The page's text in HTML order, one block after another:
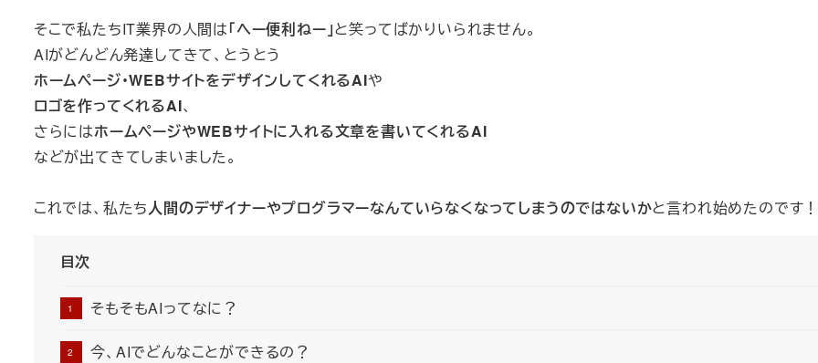
そこで私たちIT業界の人間は「へー便利ねー」と笑ってばかりいられません。
AIがどんどん発達してきて、とうとう
ホームページ・WEBサイトをデザインしてくれるAIや
ロゴを作ってくれるAI、
さらにはホームページやWEBサイトに入れる文章を書いてくれるAI
などが出てきてしまいました。
これでは、私たち人間のデザイナーやプログラマーなんていらなくなってしまうのではないかと言われ始めたのです
目次
そもそもAIってなに？
今、AIでどんなことができるの？